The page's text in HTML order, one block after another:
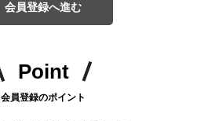
会員登録へ進む
Point
会員登録のポイント